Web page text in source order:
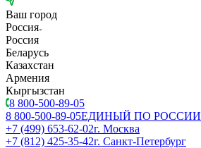
Ваш город
Россия
Россия
Беларусь
Казахстан
Армения
Кыргызстан
8 800-500-89-05
8 800-500-89-05ЕДИНЫЙ ПО РОССИИ
+7 (499) 653-62-02г. Москва
+7 (812) 425-35-42г. Санкт-Петербург